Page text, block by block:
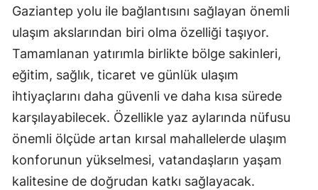
Gaziantep yolu ile bağlantısını sağlayan önemli
ulaşım akslarından biri olma özelliği taşıyor.
Tamamlanan yatırımla birlikte bölge sakinleri,
eğitim, sağlık, ticaret ve günlük ulaşım
ihtiyaçlarını daha güvenli ve daha kısa sürede
karşılayabilecek. Özellikle yaz aylarında nüfusu
önemli ölçüde artan kırsal mahallelerde ulaşım
konforunun yükselmesi, vatandaşların yaşam
kalitesine de doğrudan katkı sağlayacak.